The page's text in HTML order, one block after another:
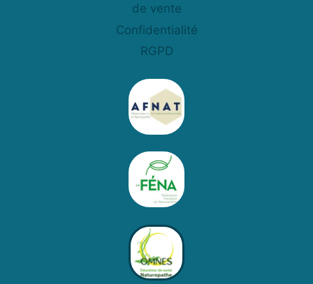
de vente
Confidentialité
RGPD